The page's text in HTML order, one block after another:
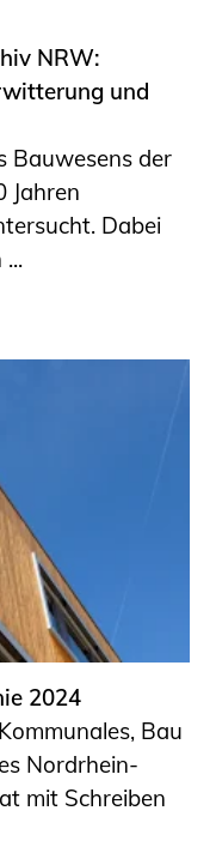
NRW:
und
Bauwesens der
Jahren
Dabei
2024
Bau
Nordrhein-
mit Schreiben